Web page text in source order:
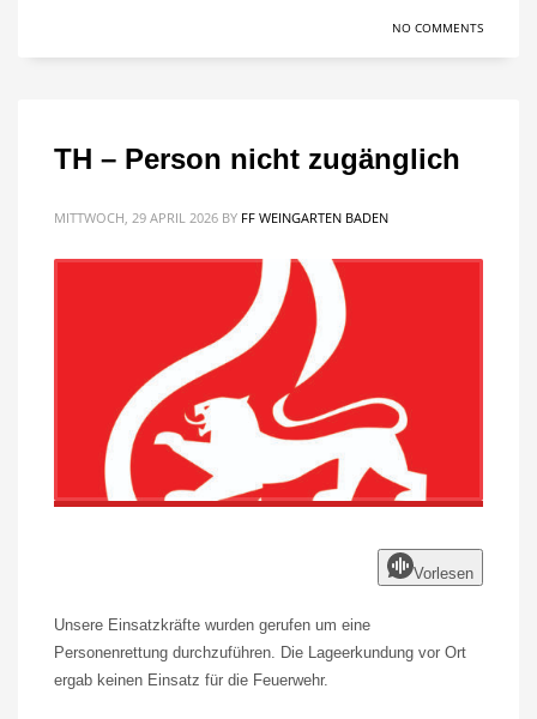
NO COMMENTS
TH – Person nicht zugänglich
MITTWOCH, 29 APRIL 2026 BY FF WEINGARTEN BADEN
Vorlesen
Unsere Einsatzkräfte wurden gerufen um eine
Personenrettung durchzuführen. Die Lageerkundung vor Ort
ergab keinen Einsatz für die Feuerwehr.